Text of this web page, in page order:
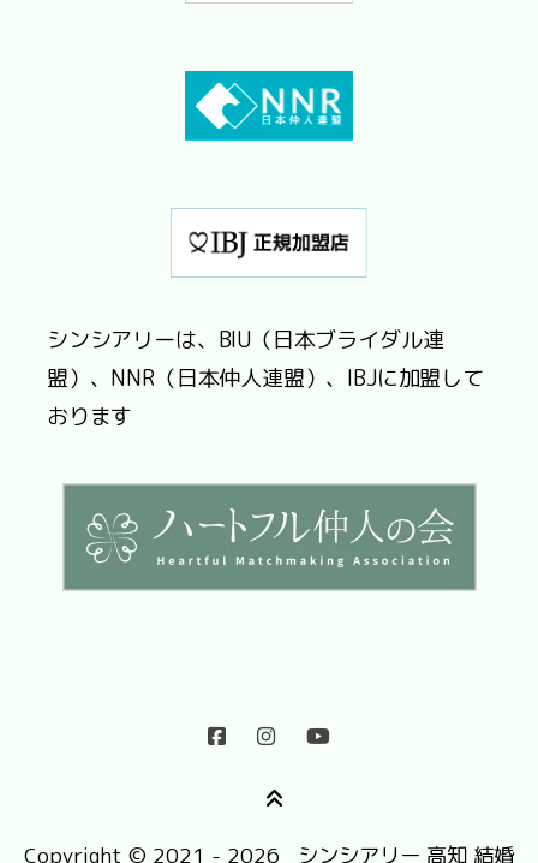
シンシアリーは、BIU（日本ブライダル連
盟）、NNR（日本仲人連盟）、IBJに加盟して
おります
Copyright © 2021 - 2026 シンシアリー 高知 結婚